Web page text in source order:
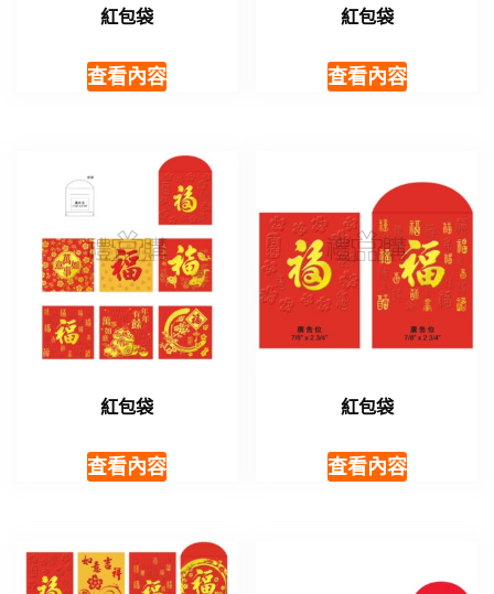
紅包袋
查看內容
紅包袋
查看內容
紅包袋
查看內容
紅包袋
查看內容